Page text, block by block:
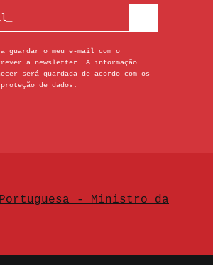
guardar o meu e-mail com o
a newsletter. A informação
será guardada de acordo com os
de dados.